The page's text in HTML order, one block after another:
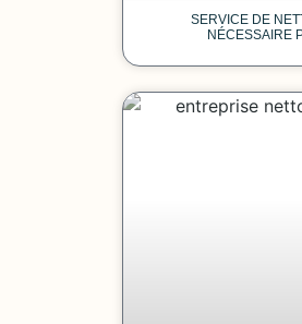
SERVICE DE
NÉCESSAIRE